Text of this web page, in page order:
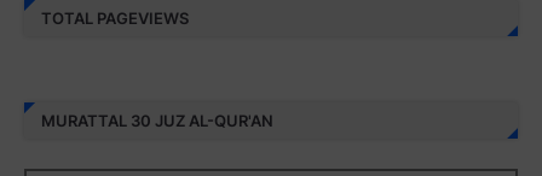
TOTAL PAGEVIEWS
MURATTAL 30 JUZ AL-QUR'AN